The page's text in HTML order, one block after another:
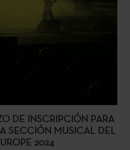
DE INSCRIPCIÓN PARA
SECCIÓN MUSICAL DEL
2024